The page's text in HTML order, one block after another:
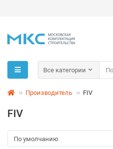
Все категории
Производитель FIV
FIV